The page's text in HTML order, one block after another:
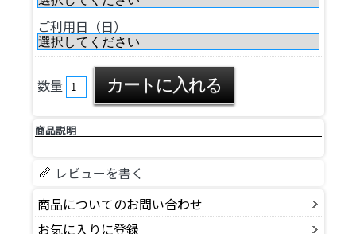
ご利用日（日）
数量
商品説明
レビューを書く
商品についてのお問い合わせ
お気に入りに登録